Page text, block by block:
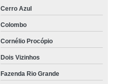
Cerro Azul
Colombo
Cornélio Procópio
Dois Vizinhos
Fazenda Rio Grande